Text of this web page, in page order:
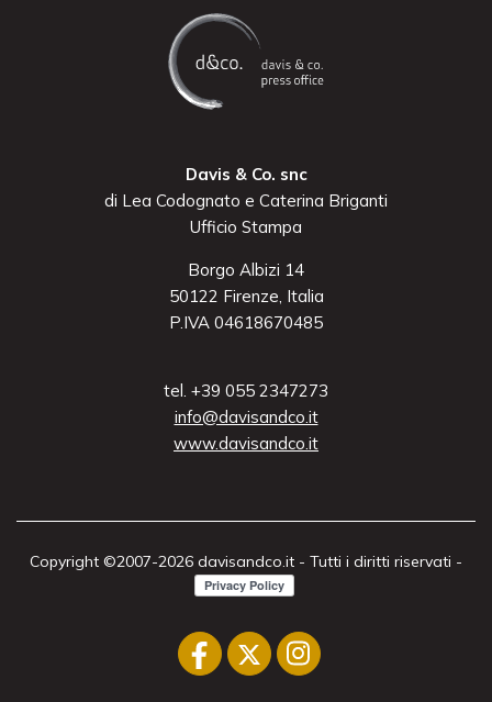
Davis & Co. snc
di Lea Codognato e Caterina Briganti
Ufficio Stampa
Borgo Albizi 14
50122 Firenze, Italia
P.IVA 04618670485
tel. +39 055 2347273
info@davisandco.it
www.davisandco.it
Copyright ©2007-2026 davisandco.it - Tutti i diritti riservati -